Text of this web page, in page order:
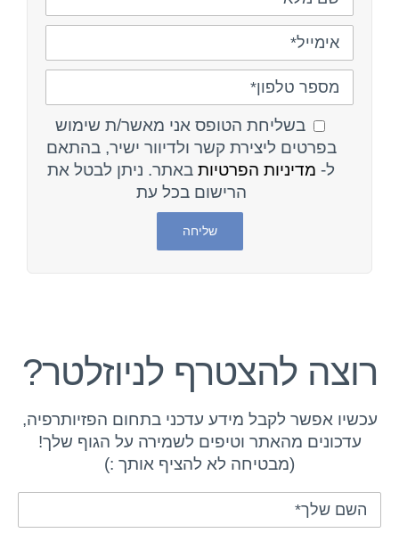
בשליחת הטופס אני מאשר/ת שימוש
בפרטים ליצירת קשר ולדיוור ישיר, בהתאם
ל- מדיניות הפרטיות באתר. ניתן לבטל את
הרישום בכל עת
רוצה להצטרף לניוזלטר?
עכשיו אפשר לקבל מידע עדכני בתחום הפזיותרפיה,
עדכונים מהאתר וטיפים לשמירה על הגוף שלך!
(מבטיחה לא להציף אותך :)